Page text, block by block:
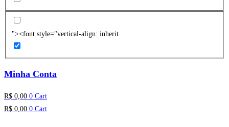
"><font style="vertical-align: inherit
Minha Conta
R$ 0,00 0 Cart
R$ 0,00 0 Cart